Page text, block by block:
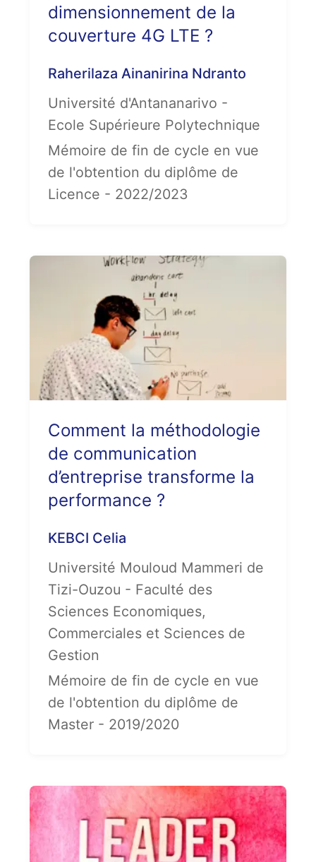
dimensionnement de la
couverture 4G LTE ?
Raherilaza Ainanirina Ndranto
Université d'Antananarivo -
Ecole Supérieure Polytechnique
Mémoire de fin de cycle en vue
de l'obtention du diplôme de
Licence - 2022/2023
Comment la méthodologie
de communication
d’entreprise transforme la
performance ?
KEBCI Celia
Université Mouloud Mammeri de
Tizi-Ouzou - Faculté des
Sciences Economiques,
Commerciales et Sciences de
Gestion
Mémoire de fin de cycle en vue
de l'obtention du diplôme de
Master - 2019/2020